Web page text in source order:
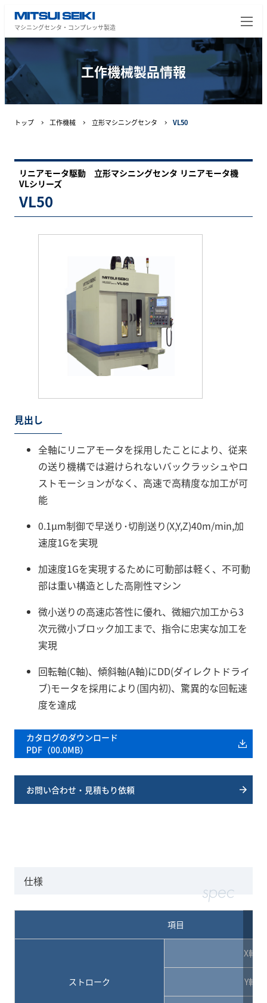
マシニングセンタ・コンプレッサ製造
工作機械製品情報
トップ 工作機械 立形マシニングセンタ VL50
リニアモータ駆動 立形マシニングセンタ リニアモータ機
VLシリーズ
VL50
見出し
全軸にリニアモータを採用したことにより、従来
の送り機構では避けられないバックラッシュやロ
ストモーションがなく、高速で高精度な加工が可
能
0.1μm制御で早送り･切削送り(X,Y,Z)40m/min,加
速度1Gを実現
加速度1Gを実現するために可動部は軽く、不可動
部は重い構造とした高剛性マシン
微小送りの高速応答性に優れ、微細穴加工から3
次元微小ブロック加工まで、指令に忠実な加工を
実現
回転軸(C軸)、傾斜軸(A軸)にDD(ダイレクトドライ
ブ)モータを採用により(国内初)、驚異的な回転速
度を達成
カタログのダウンロード
PDF（00.0MB）
お問い合わせ・見積もり依頼
仕様
項目
ストローク
X軸
Y軸